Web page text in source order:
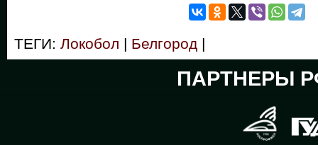
ТЕГИ: Локобол | Белгород |
ПАРТНЕРЫ